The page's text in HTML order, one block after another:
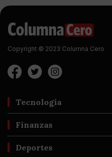
Copyright © 2023 Columna Cero
Tecnología
Finanzas
Deportes